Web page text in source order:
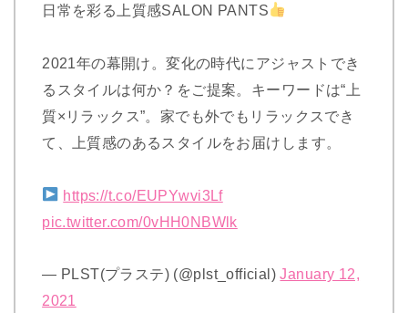
日常を彩る上質感SALON PANTS
2021年の幕開け。変化の時代にアジャストでき
るスタイルは何か？をご提案。キーワードは“上
質×リラックス”。家でも外でもリラックスでき
て、上質感のあるスタイルをお届けします。
https://t.co/EUPYwvi3Lf
pic.twitter.com/0vHH0NBWlk
— PLST(プラステ) (@plst_official)January 12,
2021